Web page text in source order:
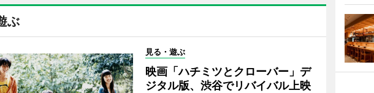
ぶ
見る・遊ぶ
映画「ハチミツとクローバー」デ
ジタル版、渋谷でリバイバル上映